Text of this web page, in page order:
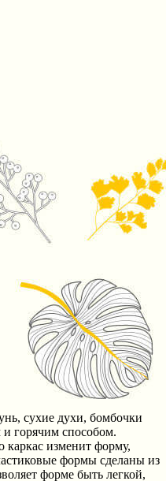
сухие духи, бомбочки
горячим способом.
каркас изменит форму,
формы сделаны из
форме быть легкой,